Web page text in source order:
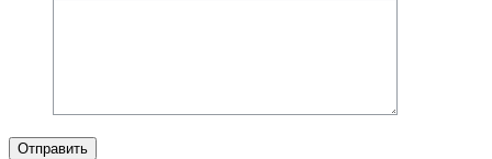
Отправить